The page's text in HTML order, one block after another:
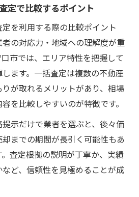
定で比較するポイント
を利用する際の比較ポイント
の対応力・地域への理解度が重
市では、エリア特性を把握して
ます。一括査定は複数の不動産
が取れるメリットがあり、相場
を比較しやすいのが特徴です。
示だけで業者を選ぶと、後々価
までの期間が長引く可能性もあ
査定根拠の説明が丁寧か、実績
ど、信頼性を見極めることが成